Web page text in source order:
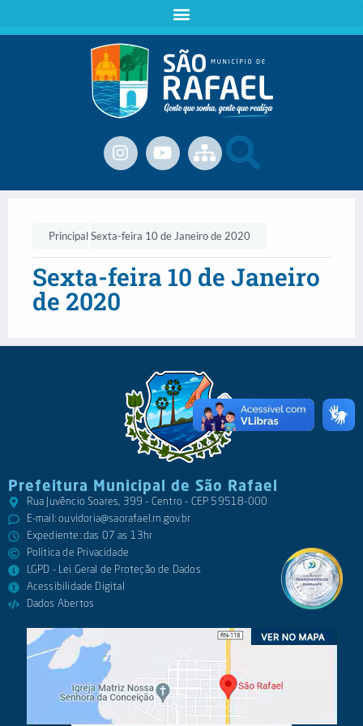
PrincipalSexta-feira 10 de Janeiro de 2020
Sexta-feira 10 de Janeiro
de 2020
Prefeitura Municipal de São Rafael
Rua Juvêncio Soares, 399 - Centro - CEP 59518-000
E-mail:ouvidoria@saorafael.rn.gov.br
Expediente: das 07 as 13hr
Política de Privacidade
LGPD - Lei Geral de Proteção de Dados
Acessibilidade Digital
Dados Abertos